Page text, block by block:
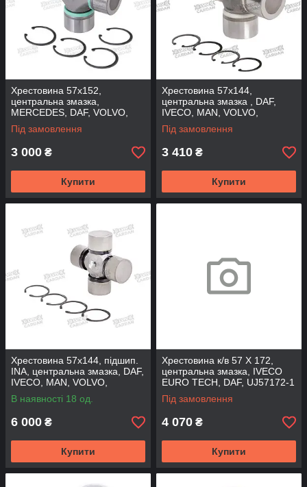
Хрестовина 57x152,
центральна змазка,
MERCEDES, DAF, VOLVO,
IVECO тефлон, GU7630Q
(DSP)
Під замовлення
3 000 ₴
Купити
Хрестовина 57x144,
центральна змазка , DAF,
IVECO, MAN, VOLVO,
тефлон, GU8130
(DRIVESHAFT PARTS)
Під замовлення
3 410 ₴
Купити
Хрестовина 57x144, підшип.
INA, центральна змазка, DAF,
IVECO, MAN, VOLVO,
тефлон, GU8130INA (FBC)
В наявності 18 од.
6 000 ₴
Купити
Хрестовина к/в 57 X 172,
центральна змазка, IVECO
EURO TECH, DAF, UJ57172-1
(DRIVESHAFT PARTS)
Під замовлення
4 070 ₴
Купити